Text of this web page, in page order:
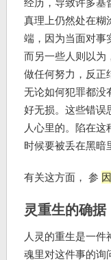
真理上仍然处在糊
端，因为当面对事
而另一些人则以为
做任何努力，反正
无论如何犯罪都没
好无损。这些错误
人心里的。陷在这
时候要被丢在黑暗
有关这方面， 参
灵重生的确据
人灵的重生是一件
魂里对这件事的询